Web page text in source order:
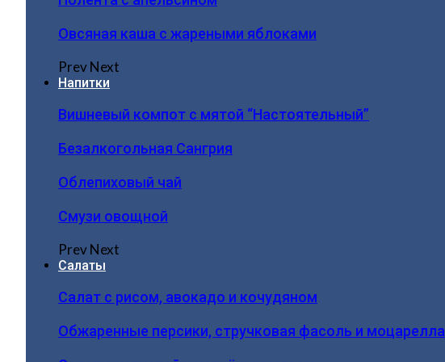
Овсяная каша с жареными яблоками
PrevNext
Напитки
Вишневый компот с мятой “Настоятельный”
Безалкогольная Сангрия
Облепиховый чай
Смузи овощной
PrevNext
Салаты
Салат с рисом, авокадо и кочудяном
Обжаренные персики, стручковая фасоль и моцарелла